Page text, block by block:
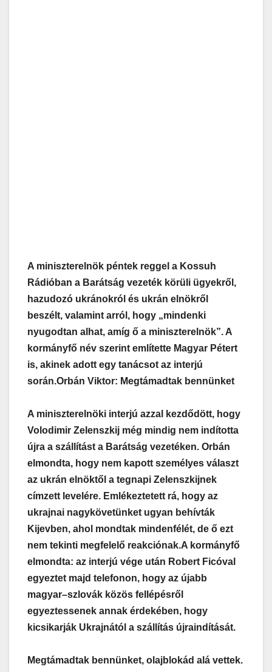
A miniszterelnök péntek reggel a Kossuh
Rádióban a Barátság vezeték körüli ügyekről,
hazudozó ukránokról és ukrán elnökről
beszélt, valamint arról, hogy „mindenki
nyugodtan alhat, amíg ő a miniszterelnök”. A
kormányfő név szerint említette Magyar Pétert
is, akinek adott egy tanácsot az interjú
során.Orbán Viktor: Megtámadtak bennünket
A miniszterelnöki interjú azzal kezdődött, hogy
Volodimir Zelenszkij még mindig nem indította
újra a szállítást a Barátság vezetéken. Orbán
elmondta, hogy nem kapott személyes választ
az ukrán elnöktől a tegnapi Zelenszkijnek
címzett levelére. Emlékeztetett rá, hogy az
ukrajnai nagykövetünket ugyan behívták
Kijevben, ahol mondtak mindenfélét, de ő ezt
nem tekinti megfelelő reakciónak.A kormányfő
elmondta: az interjú vége után Robert Ficóval
egyeztet majd telefonon, hogy az újabb
magyar–szlovák közös fellépésről
egyeztessenek annak érdekében, hogy
kicsikarják Ukrajnától a szállítás újraindítását.
Megtámadtak bennünket, olajblokád alá vettek.